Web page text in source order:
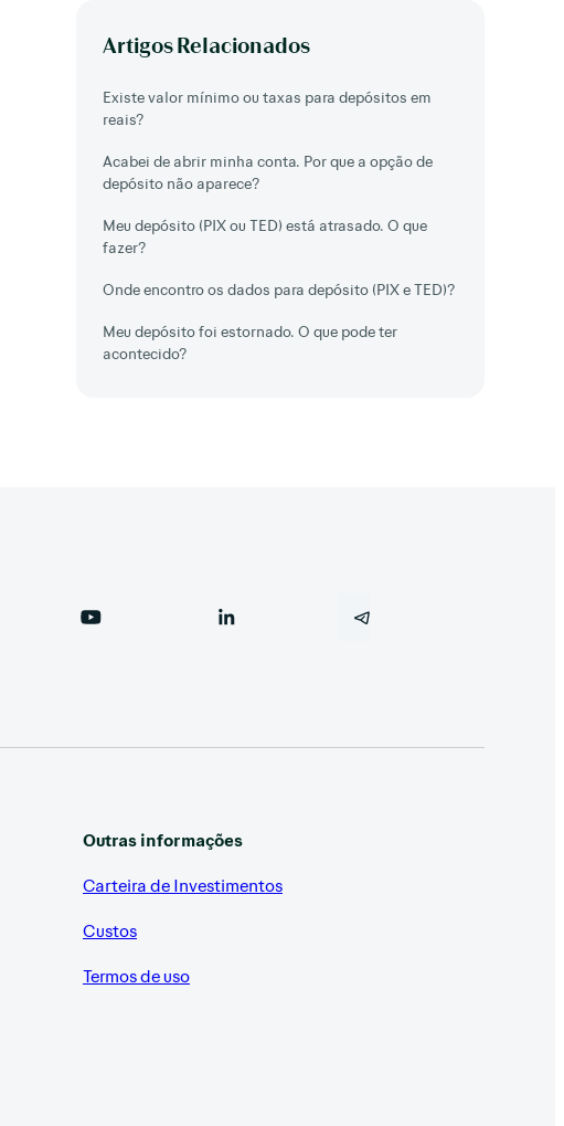
Artigos Relacionados
Existe valor mínimo ou taxas para depósitos em
reais?
Acabei de abrir minha conta. Por que a opção de
depósito não aparece?
Meu depósito (PIX ou TED) está atrasado. O que
fazer?
Onde encontro os dados para depósito (PIX e TED)?
Meu depósito foi estornado. O que pode ter
acontecido?
Outras informações
Carteira de Investimentos
Custos
Termos de uso